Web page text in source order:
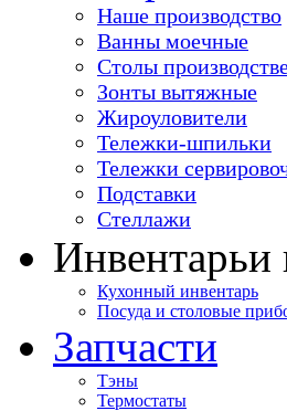
Наше производство
Ванны моечные
Столы
Зонты вытяжные
Жироуловители
Тележки-шпильки
Тележки
Подставки
Стеллажи
Инвентарьи
Кухонный инвентарь
Посуда и столовые
Запчасти
Тэны
Термостаты